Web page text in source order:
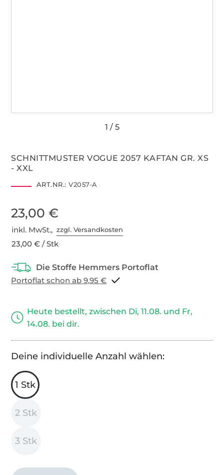
SCHNITTMUSTER VOGUE 2057 KAFTAN GR. XS
- XXL
ART.NR.: V2057-A
23,00 €
inkl. MwSt.,zzgl. Versandkosten
23,00 € / Stk
Portoflat schon ab 9,95 €
Heute bestellt, zwischen Di, 11.08. und Fr,
14.08. bei dir.
Deine individuelle Anzahl wählen:
1 Stk
2 Stk
3 Stk